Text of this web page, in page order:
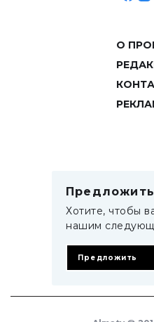
О
Хотите, чтобы
нашим
Предложить